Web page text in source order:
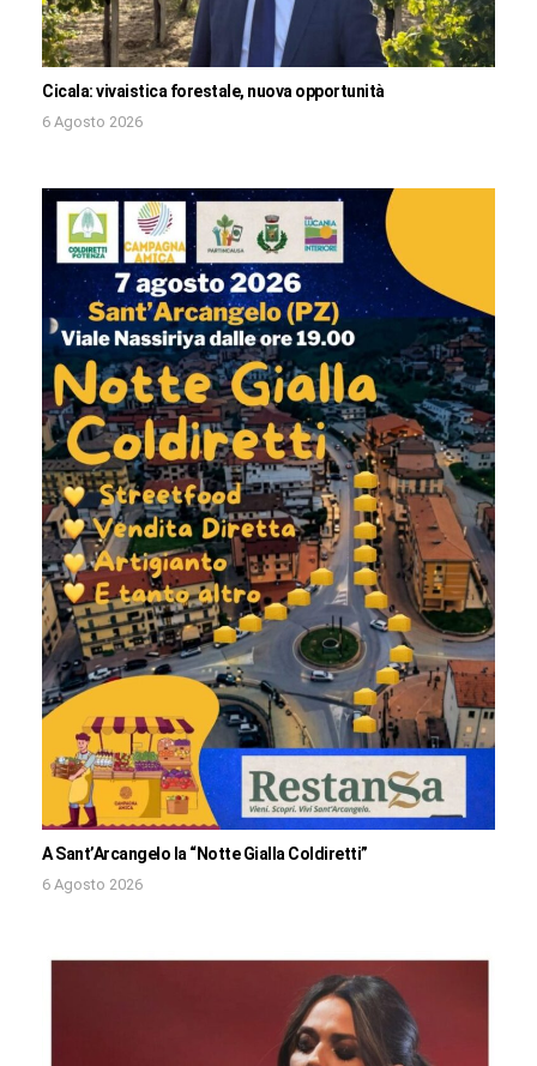
Cicala: vivaistica forestale, nuova opportunità
6 Agosto 2026
A Sant’Arcangelo la “Notte Gialla Coldiretti”
6 Agosto 2026